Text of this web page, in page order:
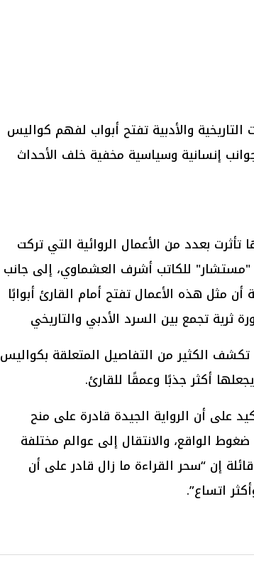
والأدبية تفتح أبواب لفهم كواليس
إنسانية وسياسية مخفية خلف الأحداث
بعدد من الأعمال الروائية التي تركت
"مستشار" للكاتب أشرف العشماوي، إلى جانب
مثل هذه الأعمال تفتح أمام القارئ أبوابًا
تجمع بين السرد الأدبي والتاريخي
الكثير من التفاصيل المتعلقة بكواليس
أكثر جذبًا وعمقًا للقارئ.
على أن الرواية الجيدة قادرة على منح
الواقع، والانتقال إلى عوالم مختلفة
قائلة إن “سحر القراءة ما زال قادر على أن
اتساع”.